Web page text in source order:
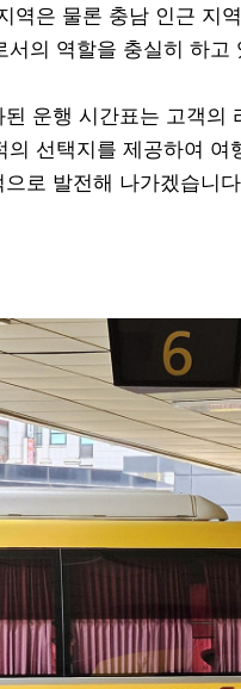
역은 물론 충남 인근 지
서의 역할을 충실히 하고
운행 시간표는 고객
의 선택지를 제공하여
로 발전해 나가겠습니